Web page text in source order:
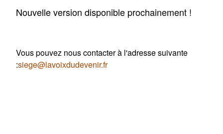
Nouvelle version disponible prochainement !
Vous pouvez nous contacter à l'adresse suivante
:siege@lavoixdudevenir.fr